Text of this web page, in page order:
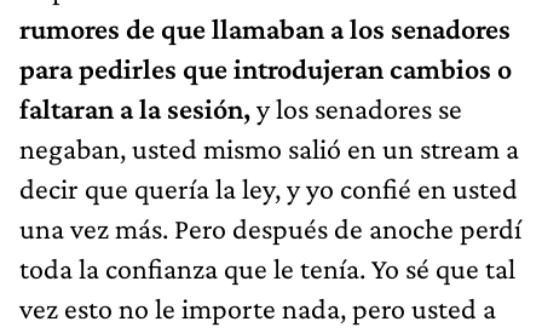
rumores de que llamaban a los senadores
para pedirles que introdujeran cambios o
faltaran a la sesión,y los senadores se
negaban, usted mismo salió en un stream a
decir que quería la ley, y yo confié en usted
una vez más. Pero después de anoche perdí
toda la confianza que le tenía. Yo sé que tal
vez esto no le importe nada, pero usted a